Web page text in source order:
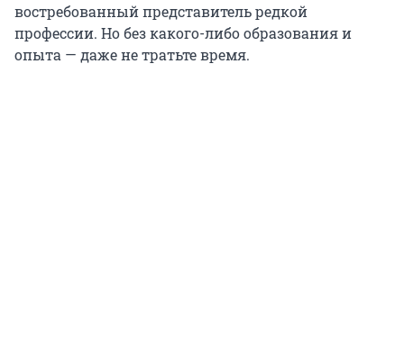
востребованный представитель редкой
профессии. Но без какого-либо образования и
опыта — даже не тратьте время.